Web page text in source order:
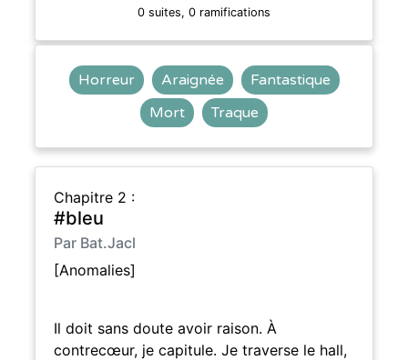
0 suites, 0 ramifications
Horreur Araignée
Fantastique
Mort
Traque
Chapitre 2 :
#bleu
Par Bat.Jacl
[Anomalies]
Il doit sans doute avoir raison. À
contrecœur, je capitule. Je traverse le hall,